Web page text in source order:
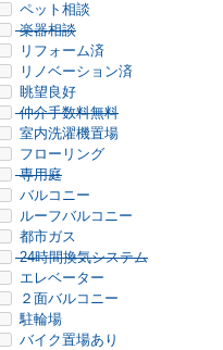
ペット相談
楽器相談
リフォーム済
リノベーション済
眺望良好
仲介手数料無料
室内洗濯機置場
フローリング
専用庭
バルコニー
ルーフバルコニー
都市ガス
24時間換気システム
エレベーター
２面バルコニー
駐輪場
バイク置場あり